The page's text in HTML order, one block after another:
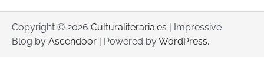
Copyright © 2026 Culturaliteraria.es | Impressive
Blog by Ascendoor | Powered byWordPress.